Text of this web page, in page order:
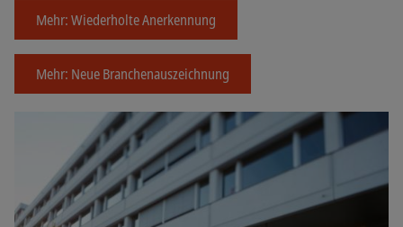
Mehr: Wiederholte Anerkennung
Mehr: Neue Branchenauszeichnung